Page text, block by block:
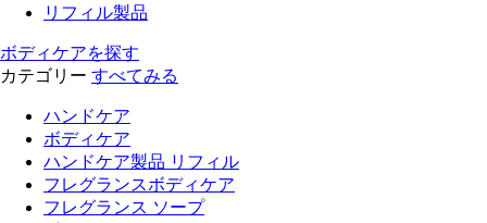
リフィル製品
ボディケアを探す
カテゴリー すべてみる
ハンドケア
ボディケア
ハンドケア製品 リフィル
フレグランスボディケア
フレグランス ソープ